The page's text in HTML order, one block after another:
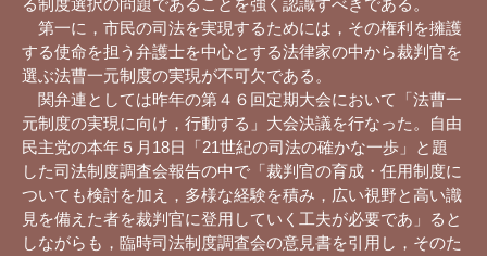
る制度選択の問題であることを強く認識すべきである。
第一に，市民の司法を実現するためには，その権利を擁護
する使命を担う弁護士を中心とする法律家の中から裁判官を
選ぶ法曹一元制度の実現が不可欠である。
関弁連としては昨年の第４６回定期大会において「法曹一
元制度の実現に向け，行動する」大会決議を行なった。自由
民主党の本年５月18日「21世紀の司法の確かな一歩」と題
した司法制度調査会報告の中で「裁判官の育成・任用制度に
ついても検討を加え，多様な経験を積み，広い視野と高い識
見を備えた者を裁判官に登用していく工夫が必要であ」ると
しながらも，臨時司法制度調査会の意見書を引用し，そのた